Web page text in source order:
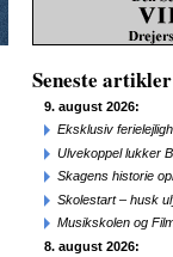
Seneste artikler
9. august 2026:
Eksklusiv
Ulvekoppel lukker
Skagens historie
Skolestart – husk
Musikskolen og
8. august 2026: